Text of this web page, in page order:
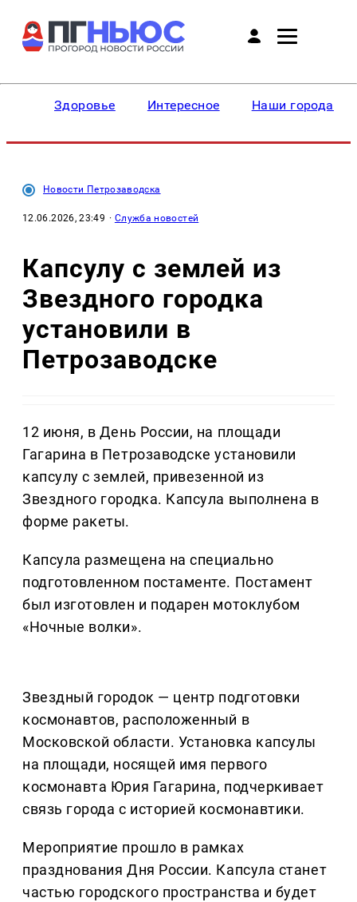
Здоровье Интересное Наши города
Новости Петрозаводска
12.06.2026, 23:49 · Служба новостей
Капсулу с землей из
Звездного городка
установили в
Петрозаводске
12 июня, в День России, на площади
Гагарина в Петрозаводске установили
капсулу с землей, привезенной из
Звездного городка. Капсула выполнена в
форме ракеты.
Капсула размещена на специально
подготовленном постаменте. Постамент
был изготовлен и подарен мотоклубом
«Ночные волки».
Звездный городок — центр подготовки
космонавтов, расположенный в
Московской области. Установка капсулы
на площади, носящей имя первого
космонавта Юрия Гагарина, подчеркивает
связь города с историей космонавтики.
Мероприятие прошло в рамках
празднования Дня России. Капсула станет
частью городского пространства и будет